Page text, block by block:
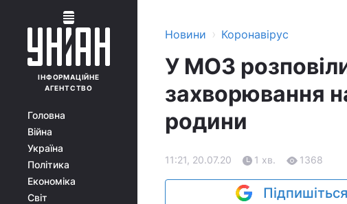
ІНФОРМАЦІЙНЕ
АГЕНТСТВО
Головна
Війна
Україна
Політика
Економіка
Світ
Новини › Коронавірус
У МОЗ
захворювання
родини
11:21, 20.07.20 1 хв. 1368